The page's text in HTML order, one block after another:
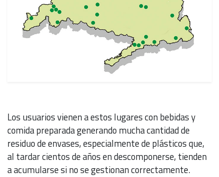
Los usuarios vienen a estos lugares con bebidas y
comida preparada generando mucha cantidad de
residuo de envases, especialmente de plásticos que,
al tardar cientos de años en descomponerse, tienden
a acumularse si no se gestionan correctamente.